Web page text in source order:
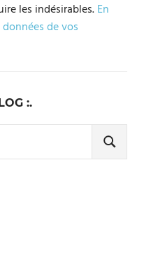
les indésirables.En
de vos
:.
SEARCH